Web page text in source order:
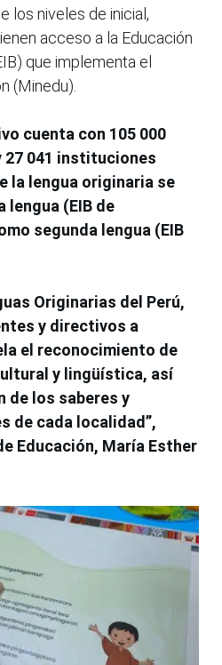
los niveles de inicial,
acceso a la Educación
que implementa el
(Minedu).
cuenta con 105 000
041 instituciones
la lengua originaria se
lengua (EIB de
segunda lengua (EIB
Originarias del Perú,
y directivos a
el reconocimiento de
y lingüística, así
de los saberes y
de cada localidad”,
Educación, María Esther